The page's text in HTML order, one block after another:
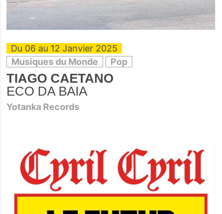
Du 06 au 12 Janvier 2025
Musiques du Monde
Pop
TIAGO CAETANO
ECO DA BAIA
Yotanka Records